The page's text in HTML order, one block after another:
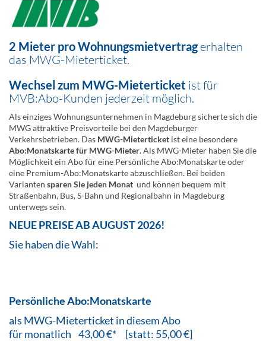
2 Mieter pro Wohnungsmietvertragerhalten
das MWG-Mieterticket.
Wechsel zum MWG-Mieterticket ist für
MVB:Abo-Kunden jederzeit möglich.
Als einziges Wohnungsunternehmen in Magdeburg sicherte sich die
MWG attraktive Preisvorteile bei den Magdeburger
Verkehrsbetrieben. Das MWG-Mieterticket ist eine besondere
Abo:Monatskarte für MWG-Mieter. Als MWG-Mieter haben Sie die
Möglichkeit ein Abo für eine Persönliche Abo:Monatskarte oder
eine Premium-Abo:Monatskarte abzuschließen. Bei beiden
Varianten sparen Sie jeden Monat und können bequem mit
Straßenbahn, Bus, S-Bahn und Regionalbahn in Magdeburg
unterwegs sein.
NEUE PREISE AB AUGUST 2026!
Sie haben die Wahl:
Persönliche Abo:Monatskarte
als MWG-Mieterticket in diesem Abo
für monatlich 43,00 €* [statt: 55,00 €]